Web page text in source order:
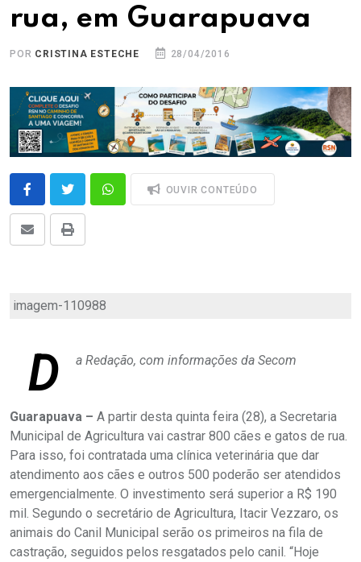
rua, em Guarapuava
POR CRISTINA ESTECHE 28/04/2016
OUVIR CONTEÚDO
imagem-110988
D a Redação, com informações da Secom
Guarapuava – A partir desta quinta feira (28), a Secretaria
Municipal de Agricultura vai castrar 800 cães e gatos de rua.
Para isso, foi contratada uma clínica veterinária que dar
atendimento aos cães e outros 500 poderão ser atendidos
emergencialmente. O investimento será superior a R$ 190
mil. Segundo o secretário de Agricultura, Itacir Vezzaro, os
animais do Canil Municipal serão os primeiros na fila de
castração, seguidos pelos resgatados pelo canil. “Hoje